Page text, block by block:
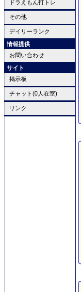
ドラえもん打トレ
その他
デイリーランク
情報提供
お問い合わせ
サイト
掲示板
チャット(0人在室)
リンク